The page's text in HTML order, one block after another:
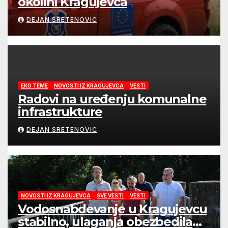
DEJAN SRETENOVIC
EKO TEME NOVOSTI IZ KRAGUJEVCA VESTI
Radovi na uređenju komunalne
infrastrukture
DEJAN SRETENOVIC
NOVOSTI IZ KRAGUJEVCA SVE VESTI VESTI
Vodosnabdevanje u Kragujevcu
stabilno, ulaganja obezbedila